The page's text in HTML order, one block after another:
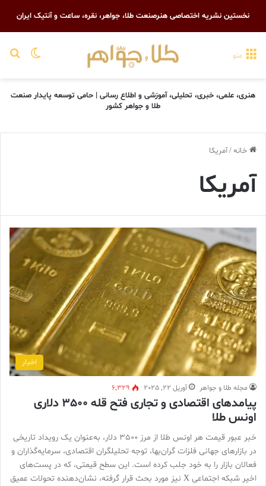
نخستین نشریه اختصاصی هنرصنعت طلا، جواهر، نقره، ساعت و آنتیک ایران
تغییر منو
هنری، علمی، خبری، تحلیلی، آموزشی و اطلاع رسانی | حامی توسعه پایدار صنعت
طلا و جواهر کشور
خانه/آمریکا
آمریکا
اخبار
مجله طلا و جواهر آوریل 22, 2025 6,329
پیامدهای اقتصادی و تجاری فتح قله 3500 دلاری
اونس طلا
خبر عبور قیمت هر اونس طلا از مرز 3500 دلار، به‌عنوان یک رویداد تاریخی
در بازارهای جهانی فلزات گران‌بها، توجه تحلیلگران اقتصادی، سرمایه‌گذاران و
فعالان بازار را به خود جلب کرده است. این سطح قیمتی، که در پست‌های
اخیر شبکه اجتماعی X نیز مورد بحث قرار گرفته، نشان‌دهنده تحولات عمیق